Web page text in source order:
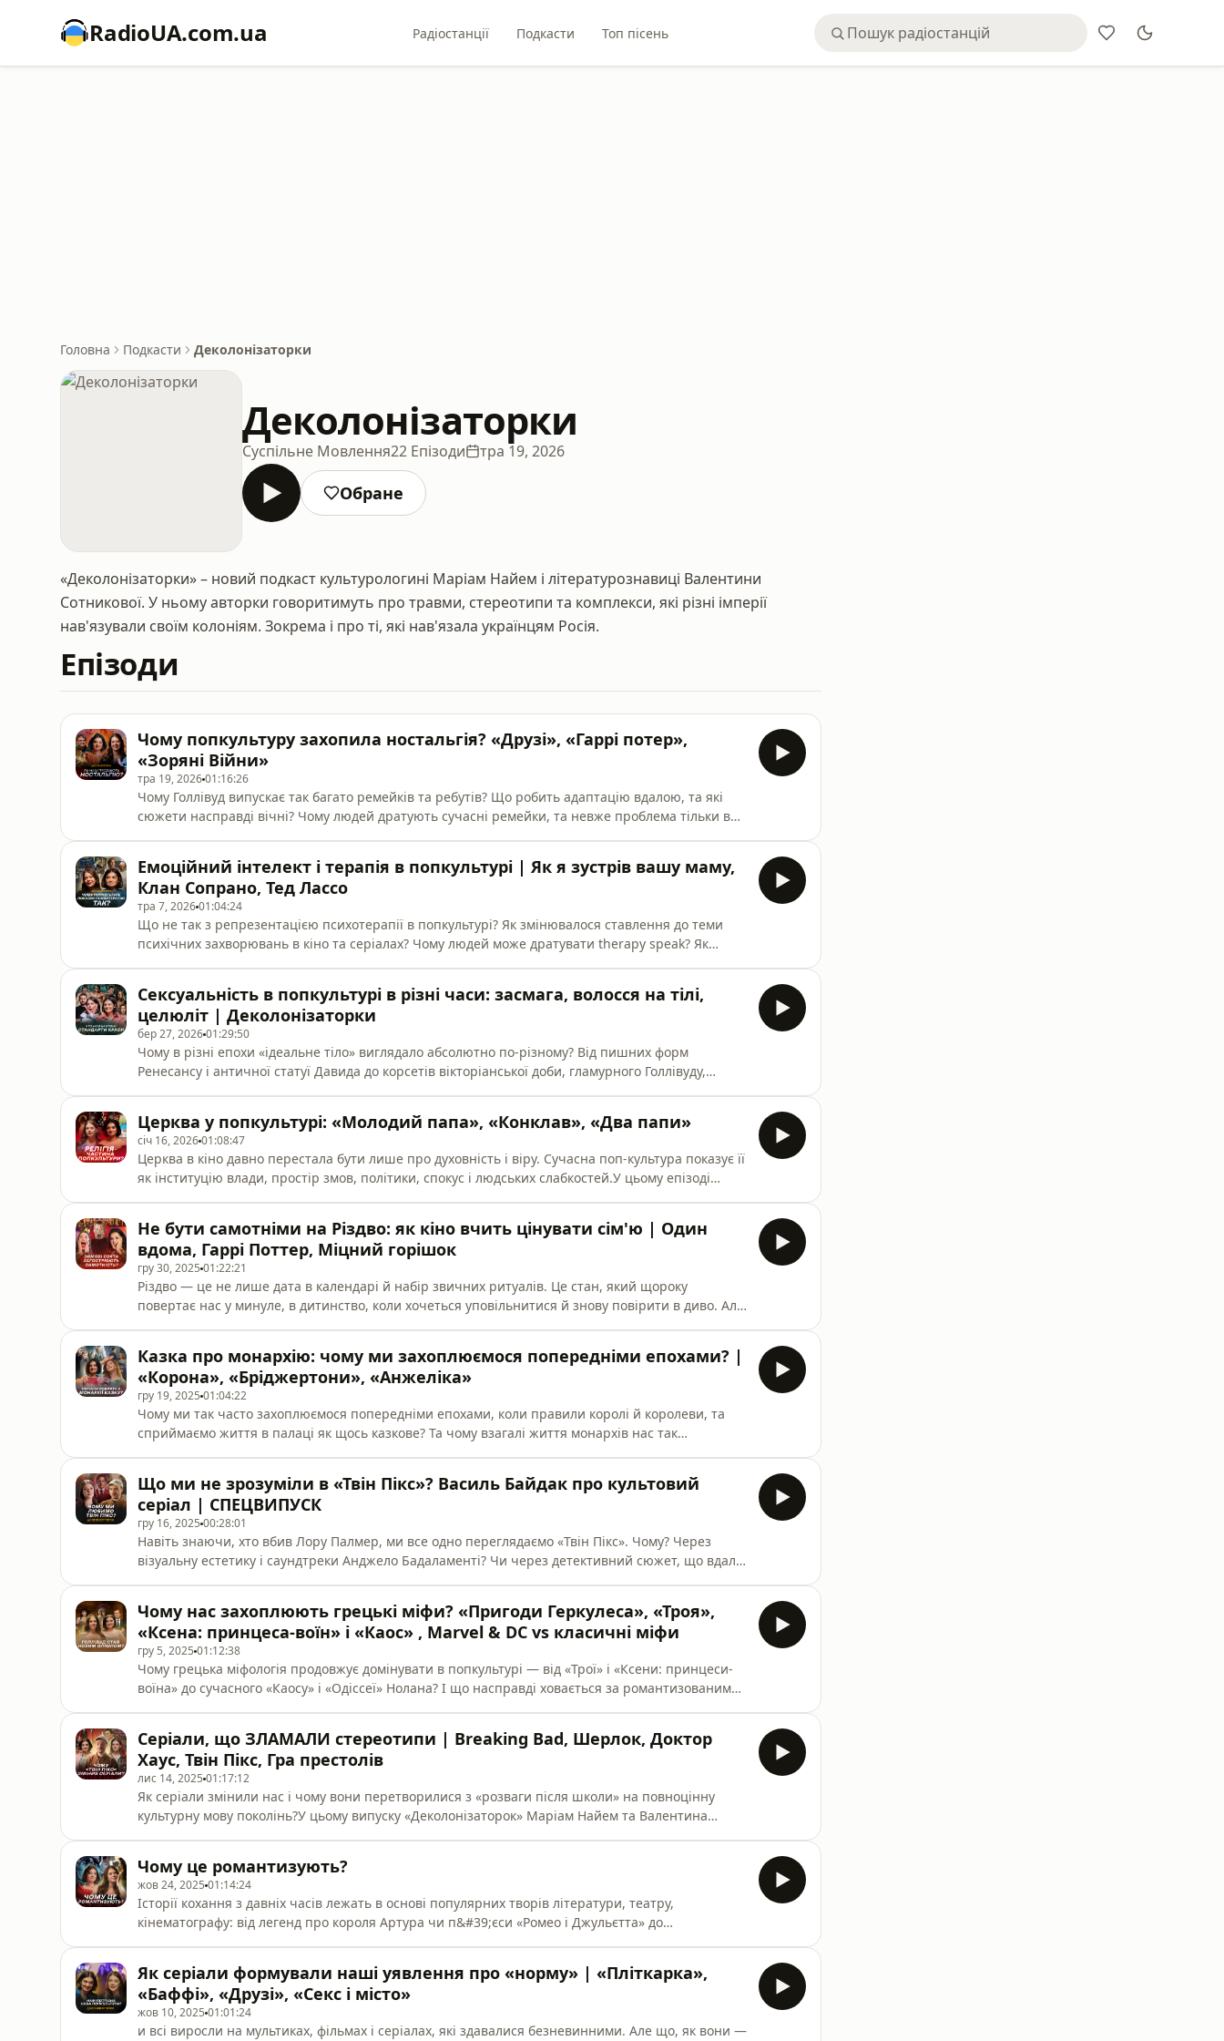
RadioUA.com.ua Радіостанції Подкасти Топ пісень
Головна Подкасти Деколонізаторки
Деколонізаторки
Суспільне Мовлення22 Епізоди тра 19, 2026
Обране
«Деколонізаторки» – новий подкаст культурологині Маріам Найем і літературознавиці Валентини
Сотникової. У ньому авторки говоритимуть про травми, стереотипи та комплекси, які різні імперії
нав'язували своїм колоніям. Зокрема і про ті, які нав'язала українцям Росія.
Епізоди
Чому попкультуру захопила ностальгія? «Друзі», «Гаррі потер»,
«Зоряні Війни»
тра 19, 202601:16:26
Чому Голлівуд випускає так багато ремейків та ребутів? Що робить адаптацію вдалою, та які
сюжети насправді вічні? Чому людей дратують сучасні ремейки, та невже проблема тільки в
головні проблеми сучасних ремейків («Вісім подр
Емоційний інтелект і терапія в попкультурі | Як я зустрів вашу маму,
Клан Сопрано, Тед Лассо
тра 7, 202601:04:24
Що не так з репрезентацією психотерапії в попкультурі? Як змінювалося ставлення до теми
психічних захворювань в кіно та серіалах? Чому людей може дратувати therapy speak? Як
масовій культурі: від класики («Мовча‌ння ягнят», «Клан Сопра
Сексуальність в попкультурі в різні часи: засмага, волосся на тілі,
целюліт | Деколонізаторки
бер 27, 202601:29:50
Чому в різні епохи «ідеальне тіло» виглядало абсолютно по-різному? Від пишних форм
Ренесансу і античної статуї Давида до корсетів вікторіанської доби, гламурного Голлівуду,
Найем та Валентина Сотникова говорять про те, як поп
Церква у попкультурі: «Молодий папа», «Конклав», «Два папи»
січ 16, 202601:08:47
Церква в кіно давно перестала бути лише про духовність і віру. Сучасна поп-культура показує її
як інституцію влади, простір змов, політики, спокус і людських слабкостей.У цьому епізоді
глядачів сьогодні. Ви дізнаєтесь звідки беру
Не бути самотніми на Різдво: як кіно вчить цінувати сім'ю | Один
вдома, Гаррі Поттер, Міцний горішок
гру 30, 2025 01:22:21
Різдво — це не лише дата в календарі й набір звичних ритуалів. Це стан, який щороку
повертає нас у минуле, в дитинство, коли хочеться уповільнитися й знову повірити в диво. Але
культурний механізм: чому вона працює, що в ній
Казка про монархію: чому ми захоплюємося попередніми епохами? |
«Корона», «Бріджертони», «Анжеліка»
гру 19, 2025 01:04:22
Чому ми так часто захоплюємося попередніми епохами, коли правили королі й королеви, та
сприймаємо життя в палаці як щось казкове? Та чому взагалі життя монархів нас так
правдивою є ця приваблива картинка, яку нам показують?
Що ми не зрозуміли в «Твін Пікс»? Василь Байдак про культовий
серіал | СПЕЦВИПУСК
гру 16, 2025 00:28:01
Навіть знаючи, хто вбив Лору Палмер, ми все одно переглядаємо «Твін Пікс». Чому? Через
візуальну естетику і саундтреки Анджело Бадаламенті? Чи через детективний сюжет, що вдало
комік Василь Байдак обговорюють феномен сер
Чому нас захоплюють грецькі міфи? «Пригоди Геркулеса», «Троя»,
«Ксена: принцеса-воїн» і «Каос» , Marvel & DC vs класичні міфи
гру 5, 2025 01:12:38
Чому грецька міфологія продовжує домінувати в попкультурі — від «Трої» і «Ксени: принцеси-
воїна» до сучасного «Каосу» і «Одіссеї» Нолана? І що насправді ховається за романтизованими
культура так часто повертає нас до античних сюже
Серіали, що ЗЛАМАЛИ стереотипи | Breaking Bad, Шерлок, Доктор
Хаус, Твін Пікс, Гра престолів
лис 14, 2025 01:17:12
Як серіали змінили нас і чому вони перетворилися з «розваги після школи» на повноцінну
культурну мову поколінь?У цьому випуску «Деколонізаторок» Маріам Найем та Валентина
Від «Кармеліти», «Всі жінки відьми» та перших миль
Чому це романтизують?
жов 24, 2025 01:14:24
Історії кохання з давніх часів лежать в основі популярних творів літератури, театру,
кінематографу: від легенд про короля Артура чи п&#39;єси «Ромео і Джульєтта» до
романтичного героя трансформувався від творів Байрона до вампір
Як серіали формували наші уявлення про «норму» | «Пліткарка»,
«Баффі», «Друзі», «Секс і місто»
жов 10, 2025 01:01:24
и всі виросли на мультиках, фільмах і серіалах, які здавалися безневинними. Але що, як вони —